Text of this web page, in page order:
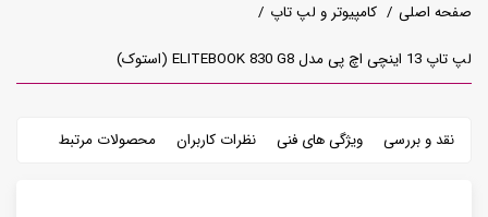
صفحه اصلی کامپیوتر و لپ تاپ
لپ تاپ 13 اینچی اچ پی مدل ELITEBOOK 830 G8 (استوک)
نقد و بررسی ویژگی های فنی نظرات کاربران محصولات مرتبط